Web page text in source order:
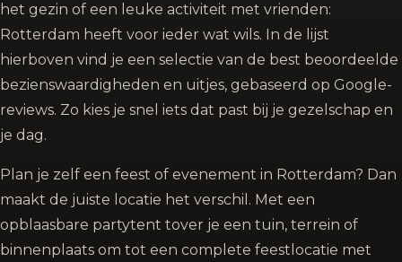
het gezin of een leuke activiteit met vrienden:
Rotterdam heeft voor ieder wat wils. In de lijst
hierboven vind je een selectie van de best beoordeelde
bezienswaardigheden en uitjes, gebaseerd op Google-
reviews. Zo kies je snel iets dat past bij je gezelschap en
je dag.
Plan je zelf een feest of evenement in Rotterdam? Dan
maakt de juiste locatie het verschil. Met een
opblaasbare partytent tover je een tuin, terrein of
binnenplaats om tot een complete feestlocatie met